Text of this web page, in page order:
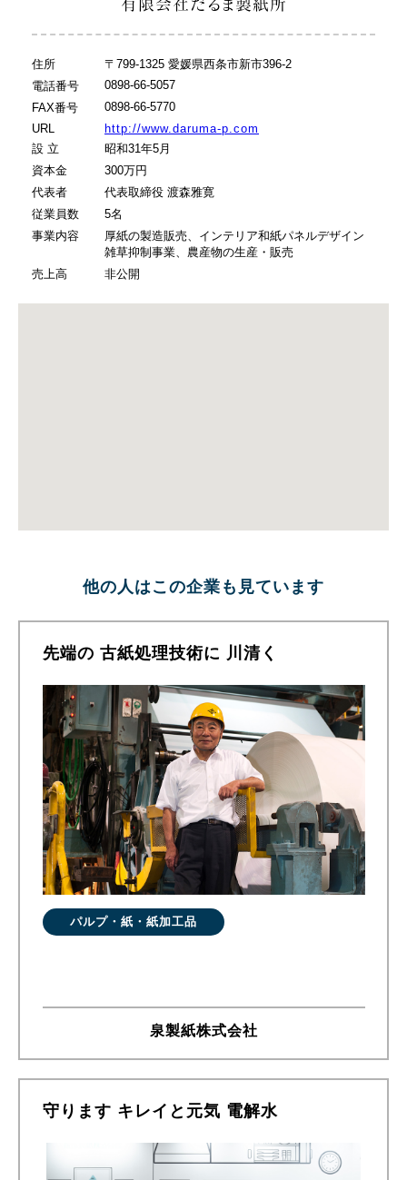
有限会社だるま製紙所
住所
〒799-1325 愛媛県西条市新市396-2
電話番号
0898-66-5057
FAX番号
0898-66-5770
URL
http://www.daruma-p.com
設 立
昭和31年5月
資本金
300万円
代表者
代表取締役 渡森雅寛
従業員数
5名
事業内容
厚紙の製造販売、インテリア和紙パネルデザイン
雑草抑制事業、農産物の生産・販売
売上高
非公開
他の人はこの企業も見ています
先端の 古紙処理技術に 川清く
パルプ・紙・紙加工品
泉製紙株式会社
守ります キレイと元気 電解水